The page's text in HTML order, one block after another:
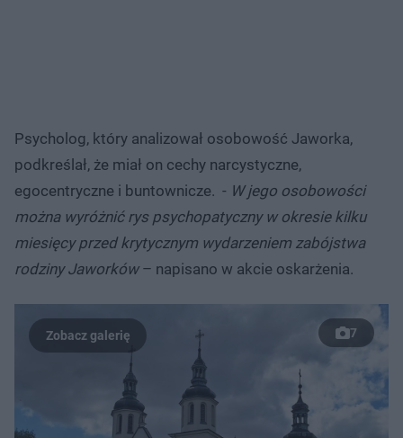
Psycholog, który analizował osobowość Jaworka,
podkreślał, że miał on cechy narcystyczne,
egocentryczne i buntownicze. - W jego osobowości
można wyróżnić rys psychopatyczny w okresie kilku
miesięcy przed krytycznym wydarzeniem zabójstwa
rodziny Jaworków– napisano w akcie oskarżenia.
7